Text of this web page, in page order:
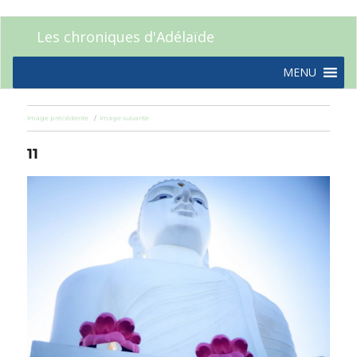
Les chroniques d'Adélaïde
MENU
Image précédente Image suivante
11